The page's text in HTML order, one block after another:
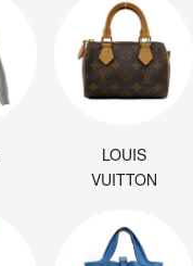
LOUIS
VUITTON